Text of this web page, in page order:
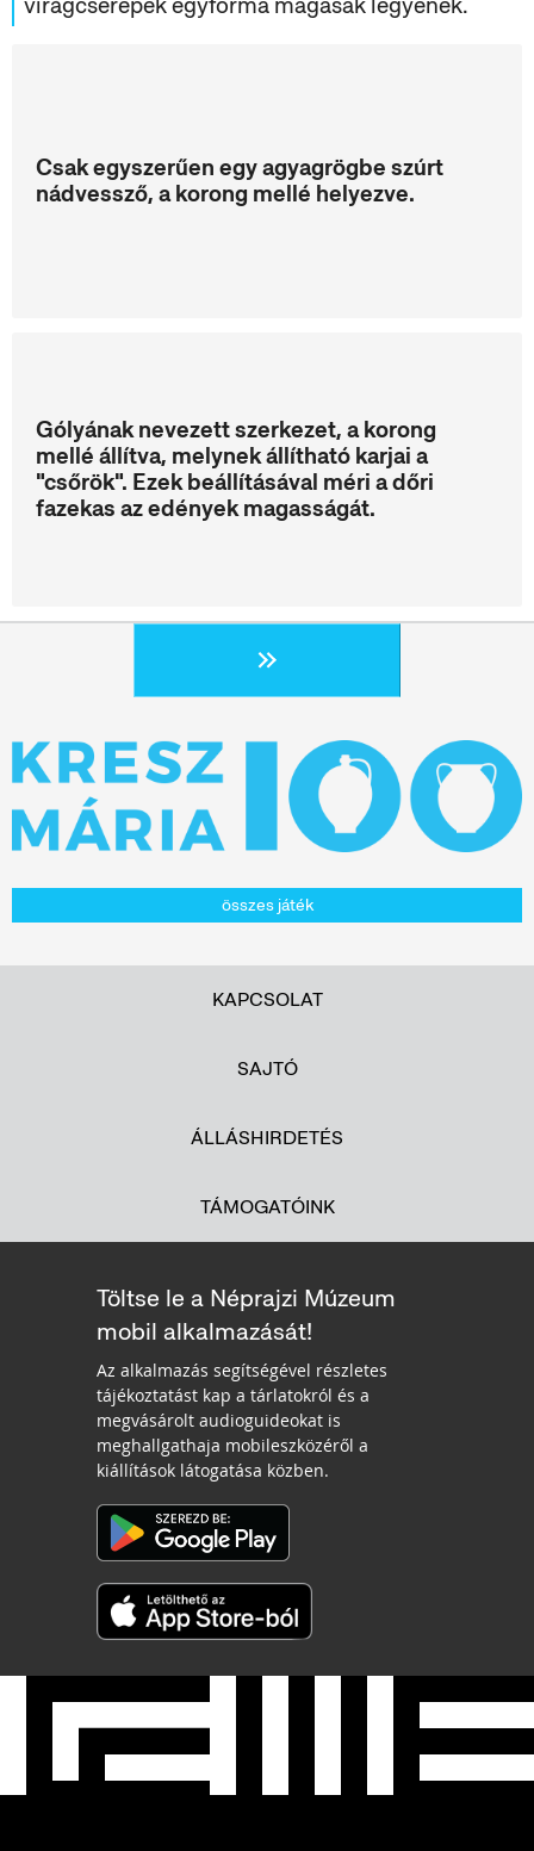
Csak egyszerűen egy agyagrögbe szúrt
nádvessző, a korong mellé helyezve.
Gólyának nevezett szerkezet, a korong
mellé állítva, melynek állítható karjai a
"csőrök". Ezek beállításával méri a dőri
fazekas az edények magasságát.
összes játék
KAPCSOLAT
SAJTÓ
ÁLLÁSHIRDETÉS
TÁMOGATÓINK
Töltse le a Néprajzi Múzeum
mobil alkalmazását!
Az alkalmazás segítségével részletes
tájékoztatást kap a tárlatokról és a
megvásárolt audioguideokat is
meghallgathaja mobileszközéről a
kiállítások látogatása közben.